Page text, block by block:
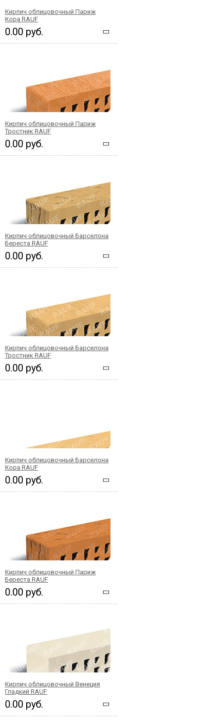
Кирпич облицовочный Париж
Кора RAUF
0.00 руб.
Кирпич облицовочный Париж
Тростник RAUF
0.00 руб.
Кирпич облицовочный Барселона
Береста RAUF
0.00 руб.
Кирпич облицовочный Барселона
Тростник RAUF
0.00 руб.
Кирпич облицовочный Барселона
Кора RAUF
0.00 руб.
Кирпич облицовочный Париж
Береста RAUF
0.00 руб.
Кирпич облицовочный Венеция
Гладкий RAUF
0.00 руб.